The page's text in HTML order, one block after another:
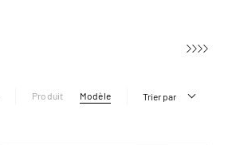
Produit Modèle Trier par